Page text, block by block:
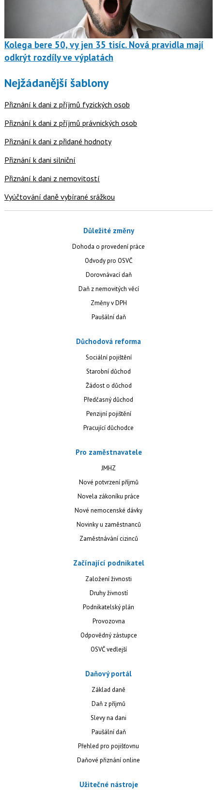
Kolega bere 50, vy jen 35 tisíc. Nová pravidla mají
odkrýt rozdíly ve výplatách
Nejžádanější šablony
Přiznání k dani z příjmů fyzických osob
Přiznání k dani z příjmů právnických osob
Přiznání k dani z přidané hodnoty
Přiznání k dani silniční
Přiznání k dani z nemovitostí
Vyúčtování daně vybírané srážkou
Důležité změny
Dohoda o provedení práce
Odvody pro OSVČ
Dorovnávací daň
Daň z nemovitých věcí
Změny v DPH
Paušální daň
Důchodová reforma
Sociální pojištění
Starobní důchod
Žádost o důchod
Předčasný důchod
Penzijní pojištění
Pracující důchodce
Pro zaměstnavatele
JMHZ
Nové potvrzení příjmů
Novela zákoníku práce
Nové nemocenské dávky
Novinky u zaměstnanců
Zaměstnávání cizinců
Začínající podnikatel
Založení živnosti
Druhy živností
Podnikatelský plán
Provozovna
Odpovědný zástupce
OSVČ vedlejší
Daňový portál
Základ daně
Daň z příjmů
Slevy na dani
Paušální daň
Přehled pro pojišťovnu
Daňové přiznání online
Užitečné nástroje